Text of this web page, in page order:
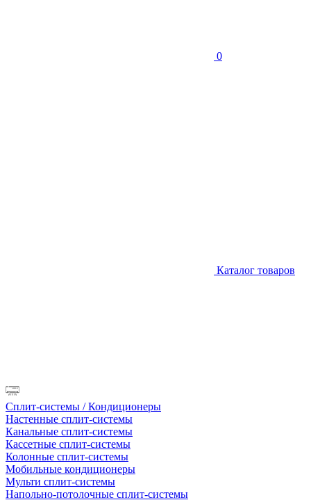
0
Каталог товаров
Сплит-системы / Кондиционеры
Настенные сплит-системы
Канальные сплит-системы
Кассетные сплит-системы
Колонные сплит-системы
Мобильные кондиционеры
Мульти сплит-системы
Напольно-потолочные сплит-системы